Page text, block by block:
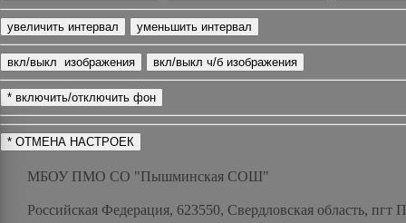
МБОУ ПМО СО "Пышминская СОШ"
Российская Федерация, 623550, Свердловская область,